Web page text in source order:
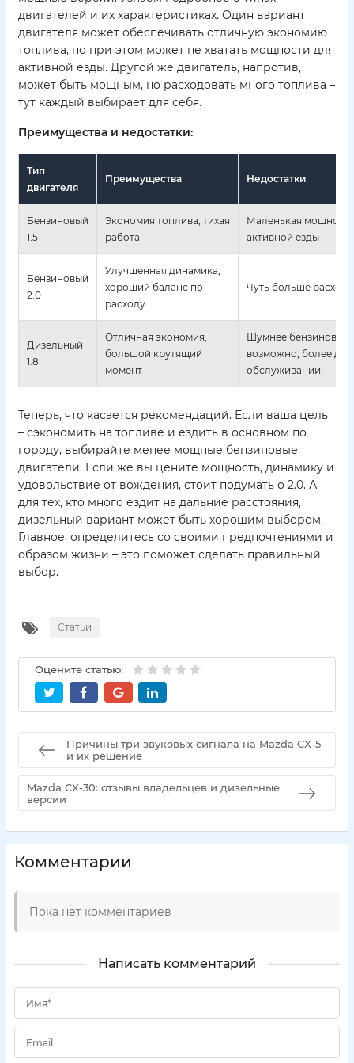
двигателей и их характеристиках. Один вариант
двигателя может обеспечивать отличную экономию
топлива, но при этом может не хватать мощности для
активной езды. Другой же двигатель, напротив,
может быть мощным, но расходовать много топлива –
тут каждый выбирает для себя.
Преимущества и недостатки:
Тип
двигателя
Преимущества Недостатки
Бензиновый
1.5
Экономия топлива, тихая
работа
Маленькая
активной езды
Бензиновый
2.0
Улучшенная динамика,
хороший баланс по
расходу
Чуть больше расход,
Дизельный
1.8
Отличная экономия,
большой крутящий
момент
Шумнее бензиновых,
возможно, более
обслуживании
Теперь, что касается рекомендаций. Если ваша цель
– сэкономить на топливе и ездить в основном по
городу, выбирайте менее мощные бензиновые
двигатели. Если же вы цените мощность, динамику и
удовольствие от вождения, стоит подумать о 2.0. А
для тех, кто много ездит на дальние расстояния,
дизельный вариант может быть хорошим выбором.
Главное, определитесь со своими предпочтениями и
образом жизни – это поможет сделать правильный
выбор.
Статьи
Оцените статью:
Причины три звуковых сигнала на Mazda CX-5
и их решение
Mazda CX-30: отзывы владельцев и дизельные
версии
Комментарии
Пока нет комментариев
Написать комментарий
Имя*
Email